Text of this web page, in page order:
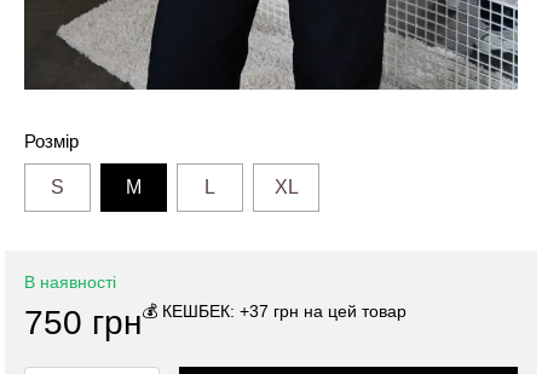
Розмір
S M L XL
В наявності
750 грн💰 КЕШБЕК: +37 грн на цей товар